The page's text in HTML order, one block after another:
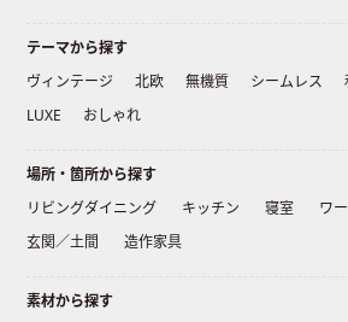
テーマから探す
ヴィンテージ
北欧 無機質 シームレス
LUXE
おしゃれ
場所・箇所から探す
リビングダイニング
キッチン 寝室 ワ
玄関／土間
造作家具
素材から探す